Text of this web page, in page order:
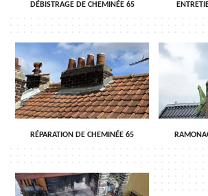
DÉBISTRAGE DE CHEMINÉE 65
RÉPARATION DE CHEMINÉE 65